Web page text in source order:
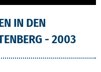
IN DEN
- 2003